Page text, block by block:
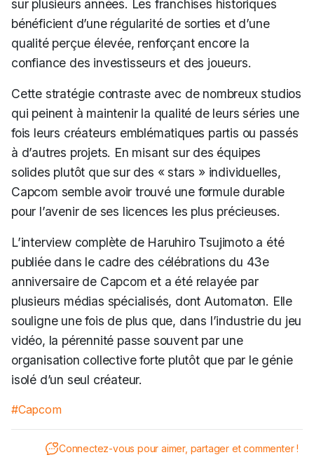
sur plusieurs années. Les franchises historiques
bénéficient d’une régularité de sorties et d’une
qualité perçue élevée, renforçant encore la
confiance des investisseurs et des joueurs.
Cette stratégie contraste avec de nombreux studios
qui peinent à maintenir la qualité de leurs séries une
fois leurs créateurs emblématiques partis ou passés
à d’autres projets. En misant sur des équipes
solides plutôt que sur des « stars » individuelles,
Capcom semble avoir trouvé une formule durable
pour l’avenir de ses licences les plus précieuses.
L’interview complète de Haruhiro Tsujimoto a été
publiée dans le cadre des célébrations du 43e
anniversaire de Capcom et a été relayée par
plusieurs médias spécialisés, dont Automaton. Elle
souligne une fois de plus que, dans l’industrie du jeu
vidéo, la pérennité passe souvent par une
organisation collective forte plutôt que par le génie
isolé d’un seul créateur.
#Capcom
Connectez-vous pour aimer, partager et commenter !